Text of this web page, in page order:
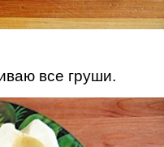
все груши.